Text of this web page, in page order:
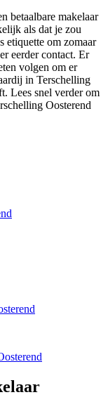
betaalbare makelaar
als dat je zou
etiquette om zomaar
eerder contact. Er
volgen om er
in Terschelling
Lees snel verder om
Oosterend